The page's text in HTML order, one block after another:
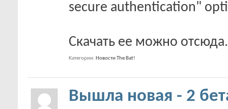
secure authentication"
Скачать ее можно отсюда.
Категории Новости The Bat!
Вышла новая - 2